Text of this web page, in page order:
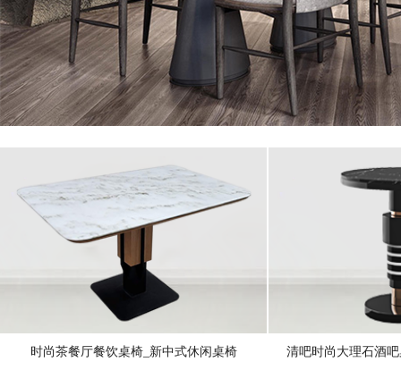
时尚茶餐厅餐饮桌椅_新中式休闲桌椅 清吧时尚大理石酒